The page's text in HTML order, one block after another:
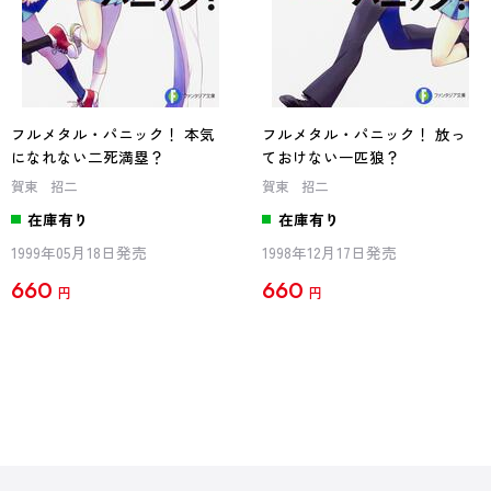
フルメタル・パニック！ 本気
になれない二死満塁？
賀東 招二
在庫有り
1999年05月18日発売
660 円
フルメタル・パニック！ 放っ
ておけない一匹狼？
賀東 招二
在庫有り
1998年12月17日発売
660 円